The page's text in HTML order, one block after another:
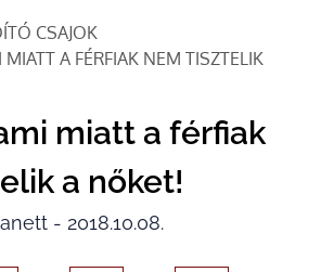
CSAJOK
A FÉRFIAK NEM TISZTELIK
miatt a férfiak
a nőket!
- 2018.10.08.